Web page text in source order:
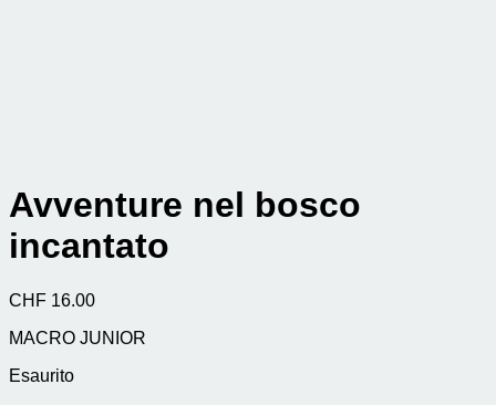
Avventure nel bosco
incantato
CHF 16.00
MACRO JUNIOR
Esaurito